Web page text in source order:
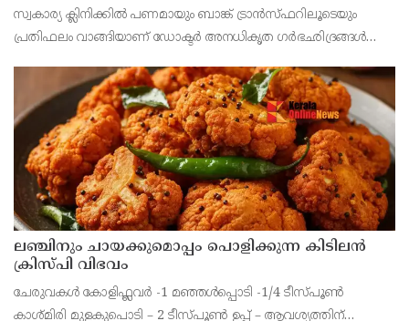
പിടിച്ചെടുത്തു
സ്വകാര്യ ക്ലിനിക്കില്‍ പണമായും ബാങ്ക് ട്രാന്‍സ്ഫറിലൂടെയും
പ്രതിഫലം വാങ്ങിയാണ് ഡോക്ടര്‍ അനധികൃത ഗര്‍ഭഛിദ്രങ്ങള്‍
നിരീക്ഷണം ശക്തമാക്കി
ലഞ്ചിനും ചായക്കുമൊപ്പം പൊളിക്കുന്ന കിടിലൻ
ക്രിസ്പി വിഭവം
ചേരുവകൾ കോളിഫ്ലവർ -1 മഞ്ഞൾപ്പൊടി -1/4 ടീസ്പൂൺ
കാശ്മിരി മുളകുപൊടി – 2 ടീസ്പൂൺ ഉപ്പ് – ആവശ്യത്തിന്